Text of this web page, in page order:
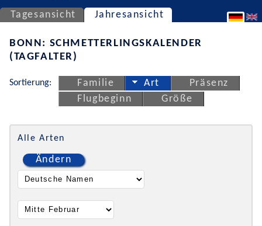
Tagesansicht Jahresansicht
BONN: SCHMETTERLINGSKALENDER
(TAGFALTER)
Sortierung: Familie Art
Präsenz
Flugbeginn
Größe
Alle Arten
Ändern